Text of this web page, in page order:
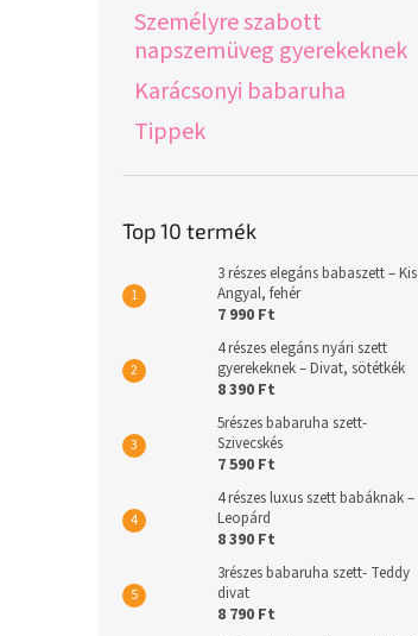
Személyre szabott
napszemüveg gyerekeknek
Karácsonyi babaruha
Tippek
Top 10 termék
3 részes elegáns babaszett – Kis
Angyal, fehér
7 990 Ft
4 részes elegáns nyári szett
gyerekeknek – Divat, sötétkék
8 390 Ft
5részes babaruha szett-
Szivecskés
7 590 Ft
4 részes luxus szett babáknak –
Leopárd
8 390 Ft
3részes babaruha szett- Teddy
divat
8 790 Ft